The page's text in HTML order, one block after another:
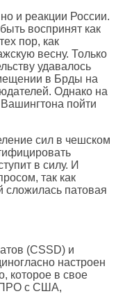
и реакции России.
воспринят как
пор, как
весну. Только
удавалось
в Брды на
Однако на
пойти
сил в чешском
в силу. И
так как
сложилась патовая
(CSSD) и
настроен
которое в свое
ПРО с США,